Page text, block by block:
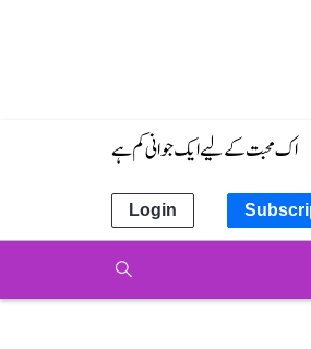
اک محبت کے لیے ایک جوانی کم ہے
Login